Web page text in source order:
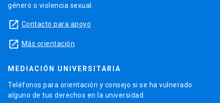
género o violencia sexual.
launch Contacto para apoyo
launch Más orientación
MEDIACIÓN UNIVERSITARIA
Teléfonos para orientación y consejo si se ha vulnerado
alguno de tus derechos en la universidad.